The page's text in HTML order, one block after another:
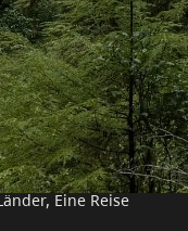
体中文 – China
Website
Tipps
Eine Reise